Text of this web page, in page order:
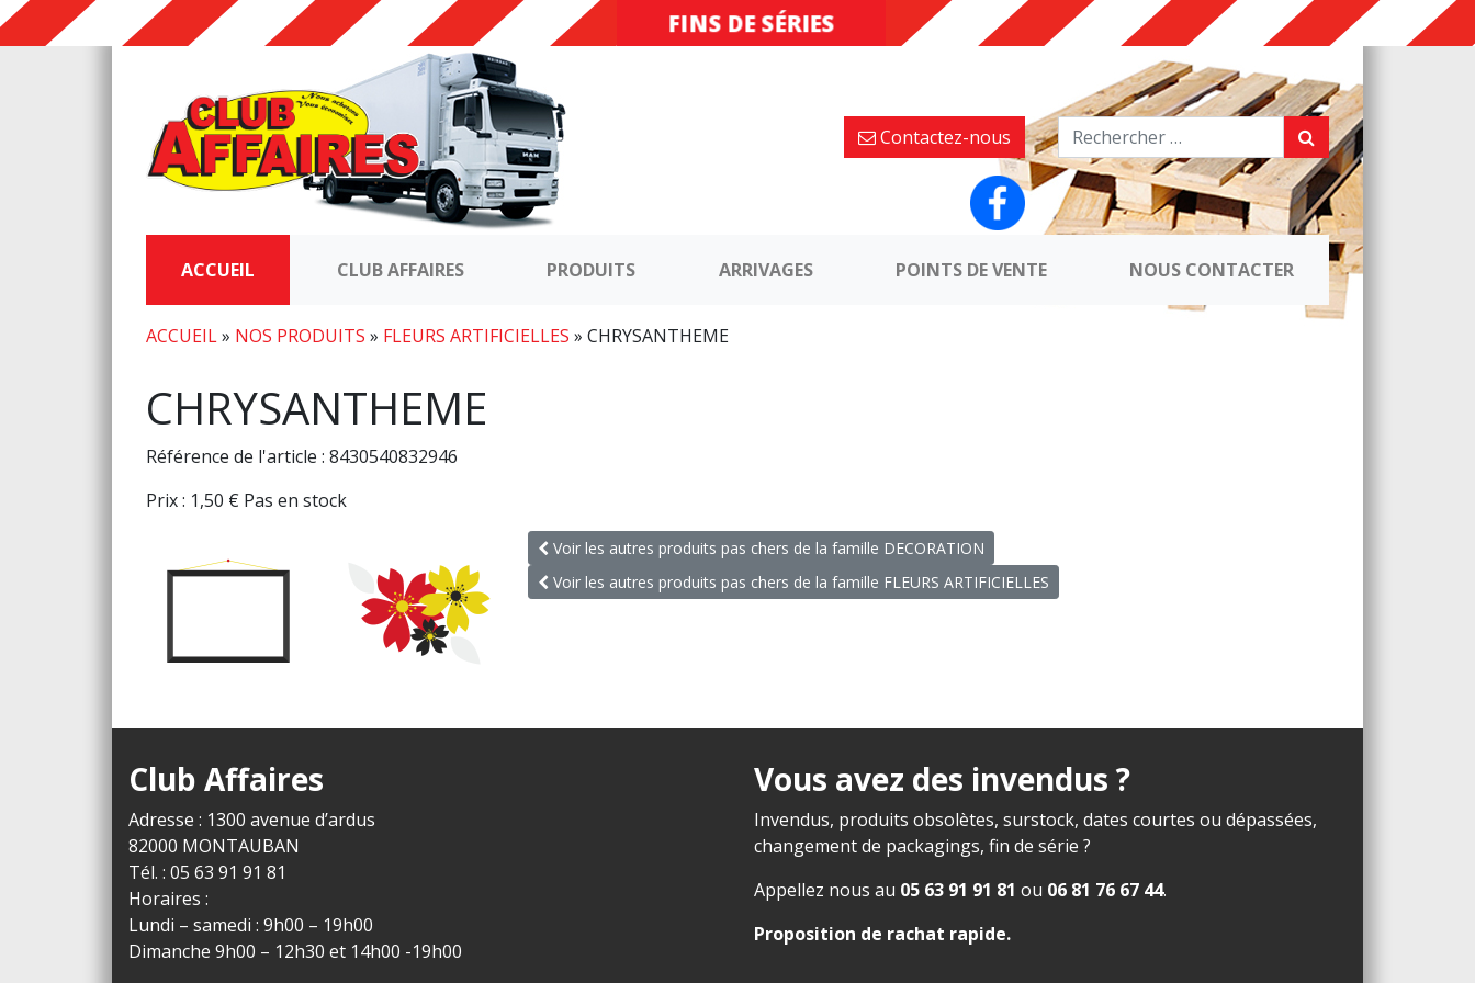
DESTOCKAGE
FINS DE SÉRIES
Contactez-nous
ACCUEIL CLUB AFFAIRES PRODUITS ARRIVAGES POINTS DE VENTE NOUS CONTACTER
ACCUEIL» NOS PRODUITS » FLEURS ARTIFICIELLES » CHRYSANTHEME
CHRYSANTHEME
Référence de l'article : 8430540832946
Prix : 1,50 € Pas en stock
Voir les autres produits pas chers de la famille DECORATION
Voir les autres produits pas chers de la famille FLEURS ARTIFICIELLES
Club Affaires
Adresse : 1300 avenue d’ardus
82000 MONTAUBAN
Tél. : 05 63 91 91 81
Horaires :
Lundi – samedi : 9h00 – 19h00
Dimanche 9h00 – 12h30 et 14h00 -19h00
Vous avez des invendus ?
Invendus, produits obsolètes, surstock, dates courtes ou dépassées,
changement de packagings, fin de série ?
Appellez nous au 05 63 91 91 81 ou 06 81 76 67 44.
Proposition de rachat rapide.